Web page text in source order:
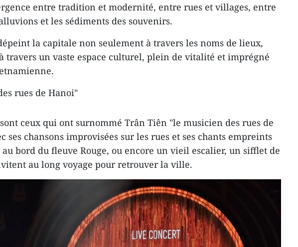
entre tradition et modernité, entre rues et villages, entre
et les sédiments des souvenirs.
la capitale non seulement à travers les noms de lieux,
travers un vaste espace culturel, plein de vitalité et imprégné
rues de Hanoi"
ceux qui ont surnommé Trân Tiên "le musicien des rues de
ses chansons improvisées sur les rues et ses chants empreints
au bord du fleuve Rouge, ou encore un vieil escalier, un sifflet de
au long voyage pour retrouver la ville.